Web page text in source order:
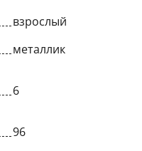
взрослый
металлик
6
96